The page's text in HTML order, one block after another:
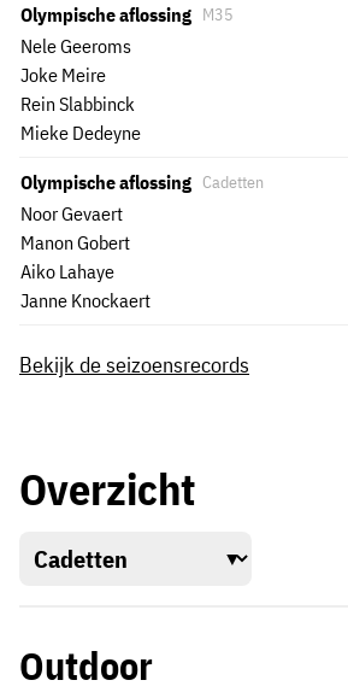
Olympische aflossing
Nele Geeroms
Joke Meire
Rein Slabbinck
Mieke Dedeyne
M35
Olympische aflossing
Noor Gevaert
Manon Gobert
Aiko Lahaye
Janne Knockaert
Cadetten
Bekijk de seizoensrecords
Overzicht
Outdoor